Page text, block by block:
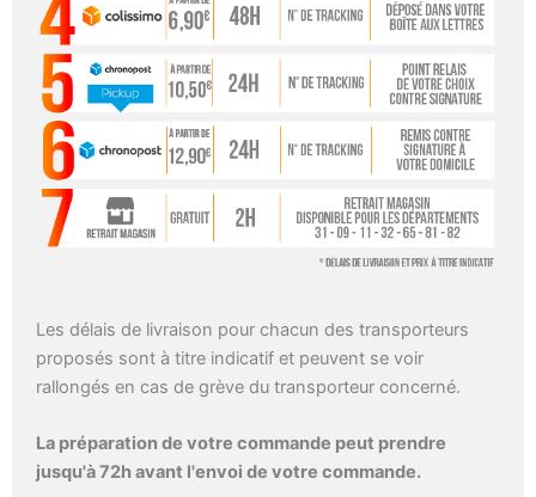
Les délais de livraison pour chacun des transporteurs
proposés sont à titre indicatif et peuvent se voir
rallongés en cas de grève du transporteur concerné.
La préparation de votre commande peut prendre
jusqu'à 72h avant l'envoi de votre commande.